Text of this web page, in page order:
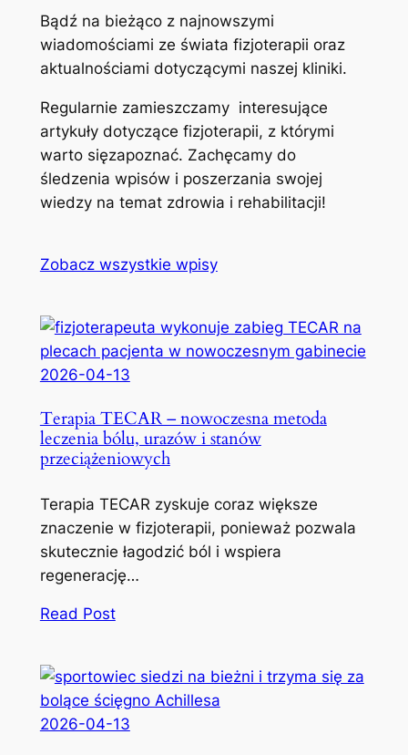
Bądź na bieżąco z najnowszymi
wiadomościami ze świata fizjoterapii oraz
aktualnościami dotyczącymi naszej kliniki.
Regularnie zamieszczamy interesujące
artykuły dotyczące fizjoterapii, z którymi
warto sięzapoznać. Zachęcamy do
śledzenia wpisów i poszerzania swojej
wiedzy na temat zdrowia i rehabilitacji!
Zobacz wszystkie wpisy
2026-04-13
Terapia TECAR – nowoczesna metoda
leczenia bólu, urazów i stanów
przeciążeniowych
Terapia TECAR zyskuje coraz większe
znaczenie w fizjoterapii, ponieważ pozwala
skutecznie łagodzić ból i wspiera
regenerację…
Read Post
2026-04-13